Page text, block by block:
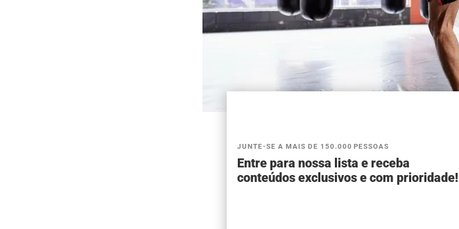
JUNTE-SE A MAIS DE 150.000 PESSOAS
Entre para nossa lista e receba
conteúdos exclusivos e com prioridade!